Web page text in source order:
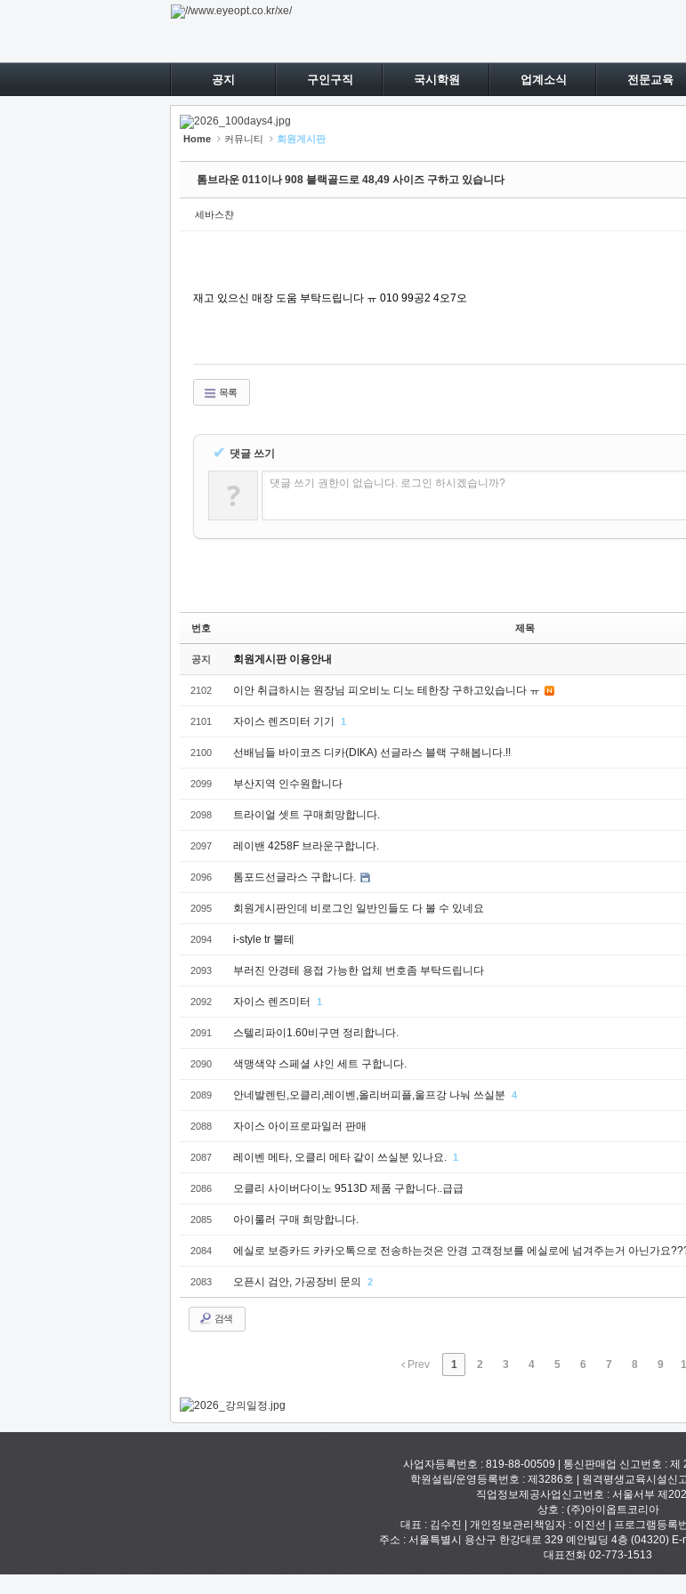
공지 구인구직 국시학원 업계소식 전문교육
Home 커뮤니티 회원게시판
톰브라운 011이나 908 블랙골드로 48,49 사이즈 구하고 있습니다
세바스챤
재고 있으신 매장 도움 부탁드립니다 ㅠ 010 99공2 4오7오
목록
✔ 댓글 쓰기
? 댓글 쓰기 권한이 없습니다. 로그인 하시겠습니까?
번호 제목
공지 회원게시판 이용안내
2102 이안 취급하시는 원장님 피오비노 디노 테한장 구하고있습니다 ㅠ
2101 자이스 렌즈미터 기기 1
2100 선배님들 바이코즈 디카(DIKA) 선글라스 블랙 구해봅니다.!!
2099 부산지역 인수원합니다
2098 트라이얼 셋트 구매희망합니다.
2097 레이밴 4258F 브라운구합니다.
2096 톰포드선글라스 구합니다.
2095 회원게시판인데 비로그인 일반인들도 다 볼 수 있네요
2094 i-style tr 뿔테
2093 부러진 안경테 용접 가능한 업체 번호좀 부탁드립니다
2092 자이스 렌즈미터 1
2091 스텔리파이1.60비구면 정리합니다.
2090 색맹색약 스페셜 샤인 세트 구합니다.
2089 안네발렌틴,오클리,레이벤,올리버피플,울프강 나눠 쓰실분 4
2088 자이스 아이프로파일러 판매
2087 레이벤 메타, 오클리 메타 같이 쓰실분 있나요. 1
2086 오클리 사이버다이노 9513D 제품 구합니다..급급
2085 아이룰러 구매 희망합니다.
2084 에실로 보증카드 카카오톡으로 전송하는것은 안경 고객정보를 에실로에 넘겨주는거 아닌가요
2083 오픈시 검안, 가공장비 문의 2
검색
Prev 1 2 3 4 5 6 7 8 9
사업자등록번호 : 819-88-00509 | 통신판매업 신고번호 : 제
학원설립/운영등록번호 : 제3286호 | 원격평생교육시설신
직업정보제공사업신고번호 : 서울서부 제
상호 : (주)아이옵트코리아
대표 : 김수진 | 개인정보관리책임자 : 이진선 | 프로그램등록
주소 : 서울특별시 용산구 한강대로 329 예안빌딩 4층 (04320)
대표전화 02-773-1513